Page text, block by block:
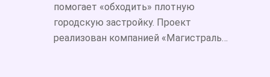
помогает «обходить» плотную
городскую застройку. Проект
реализован компанией «Магистраль…